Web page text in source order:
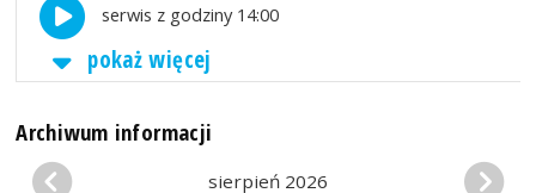
serwis z godziny 14:00
pokaż więcej
Archiwum informacji
sierpień 2026